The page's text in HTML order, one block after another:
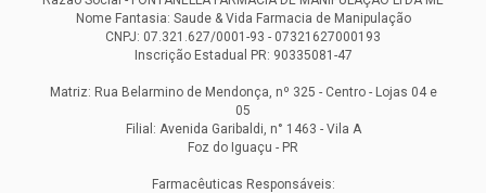
Nome Fantasia: Saude & Vida Farmacia de Manipulação
CNPJ: 07.321.627/0001-93 - 07321627000193
Inscrição Estadual PR: 90335081-47
Matriz: Rua Belarmino de Mendonça, nº 325 - Centro - Lojas 04 e
05
Filial: Avenida Garibaldi, n° 1463 - Vila A
Foz do Iguaçu - PR
Farmacêuticas Responsáveis: